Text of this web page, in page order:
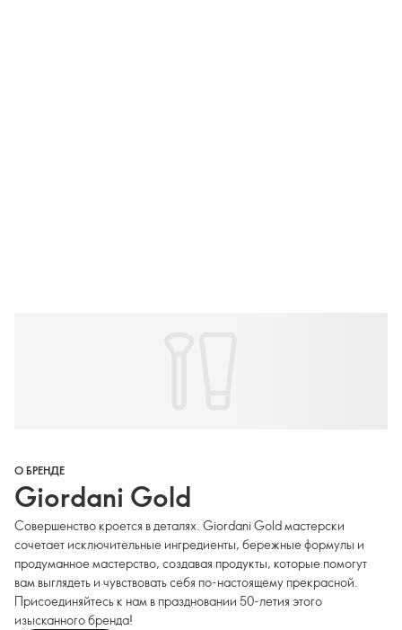
О БРЕНДЕ
Giordani Gold
Совершенство кроется в деталях. Giordani Gold мастерски
сочетает исключительные ингредиенты, бережные формулы и
продуманное мастерство, создавая продукты, которые помогут
вам выглядеть и чувствовать себя по-настоящему прекрасной.
Присоединяйтесь к нам в праздновании 50-летия этого
изысканного бренда!